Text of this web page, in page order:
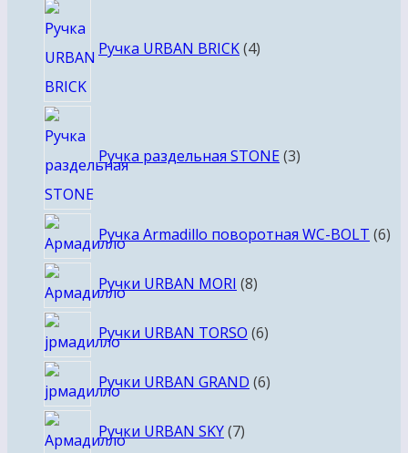
Ручка URBAN BRICK 4товара
Ручка раздельная STONE 3товара
Ручка Armadillo поворотная WC-BOLT 66
Ручки URBAN MORI 88
Ручки URBAN TORSO 66
Ручки URBAN GRAND 66
Ручки URBAN SKY 77